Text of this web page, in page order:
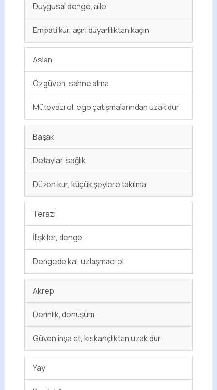
Duygusal denge, aile
Empati kur, aşırı duyarlılıktan kaçın
Aslan
Özgüven, sahne alma
Mütevazı ol, ego çatışmalarından uzak dur
Başak
Detaylar, sağlık
Düzen kur, küçük şeylere takılma
Terazi
İlişkiler, denge
Dengede kal, uzlaşmacı ol
Akrep
Derinlik, dönüşüm
Güven inşa et, kıskançlıktan uzak dur
Yay